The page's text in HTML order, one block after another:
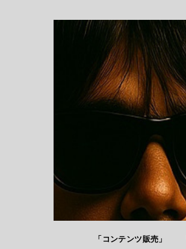
「コンテンツ販売」